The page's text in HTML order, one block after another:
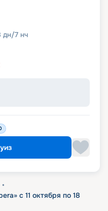
дн/7 нч
•
с 11 октября по 18